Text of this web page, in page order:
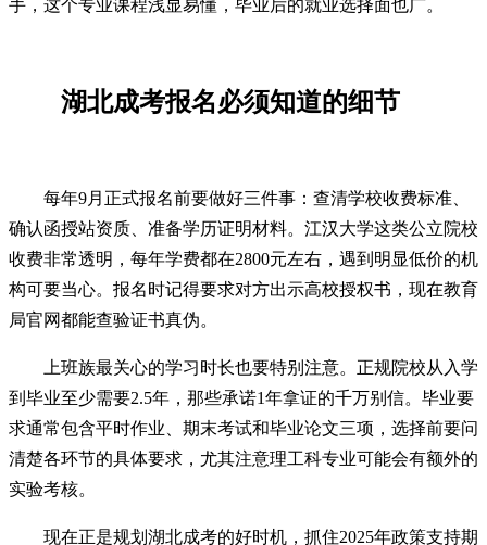
手，这个专业课程浅显易懂，毕业后的就业选择面也广。
湖北成考报名必须知道的细节
每年9月正式报名前要做好三件事：查清学校收费标准、
确认函授站资质、准备学历证明材料。江汉大学这类公立院校
收费非常透明，每年学费都在2800元左右，遇到明显低价的机
构可要当心。报名时记得要求对方出示高校授权书，现在教育
局官网都能查验证书真伪。
上班族最关心的学习时长也要特别注意。正规院校从入学
到毕业至少需要2.5年，那些承诺1年拿证的千万别信。毕业要
求通常包含平时作业、期末考试和毕业论文三项，选择前要问
清楚各环节的具体要求，尤其注意理工科专业可能会有额外的
实验考核。
现在正是规划湖北成考的好时机，抓住2025年政策支持期